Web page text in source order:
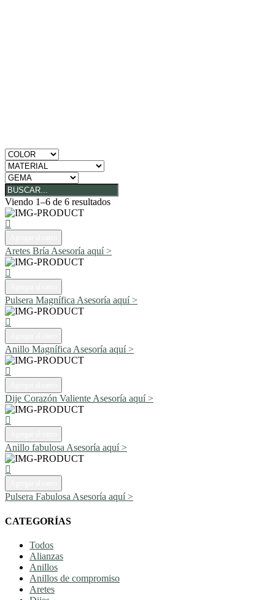
Viendo 1–6 de 6 resultados
Aretes Bría Asesoría aquí >
Pulsera Magnífica Asesoría aquí >
Anillo Magnífica Asesoría aquí >
Dije Corazón Valiente Asesoría aquí >
Anillo fabulosa Asesoría aquí >
Pulsera Fabulosa Asesoría aquí >
CATEGORÍAS
Todos
Alianzas
Anillos
Anillos de compromiso
Aretes